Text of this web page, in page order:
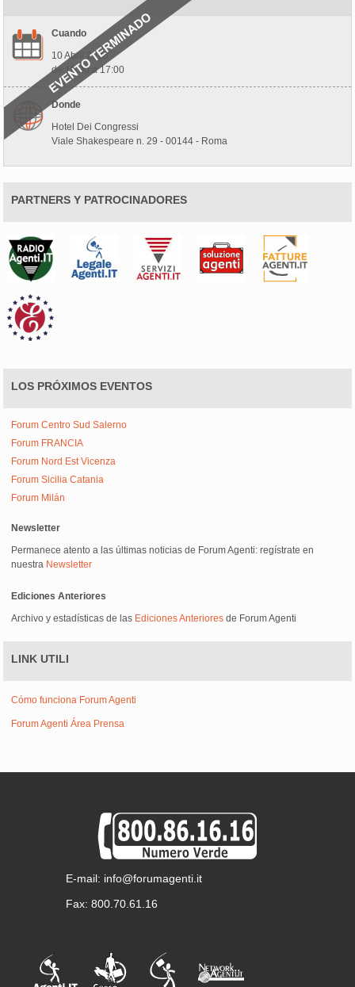
Cuando
10 Abril 2025
de 10:00 a 17:00
Donde
Hotel Dei Congressi
Viale Shakespeare n. 29 - 00144 - Roma
PARTNERS Y PATROCINADORES
LOS PRÓXIMOS EVENTOS
Forum Centro Sud Salerno
Forum FRANCIA
Forum Nord Est Vicenza
Forum Sicilia Catania
Forum Milán
Newsletter
Permanece atento a las últimas noticias de Forum Agenti: regístrate en
nuestra Newsletter
Ediciones Anteriores
Archivo y estadísticas de las Ediciones Anteriores de Forum Agenti
LINK UTILI
Cómo funciona Forum Agenti
Forum Agenti Área Prensa
E-mail: info@forumagenti.it
Fax: 800.70.61.16